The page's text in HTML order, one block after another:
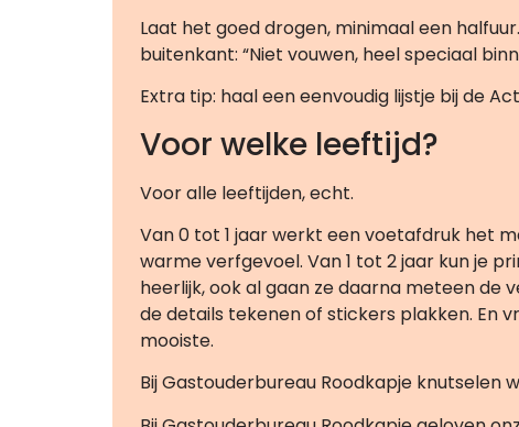
Laat het goed drogen, minimaal een
buitenkant: “Niet vouwen, heel speciaal
Extra tip: haal een eenvoudig lijstje bij de
Voor welke leeftijd?
Voor alle leeftijden, echt.
Van 0 tot 1 jaar werkt een voetafdruk het
warme verfgevoel. Van 1 tot 2 jaar kun je
heerlijk, ook al gaan ze daarna meteen de
de details tekenen of stickers plakken. En
mooiste.
Bij Gastouderbureau Roodkapje knutselen